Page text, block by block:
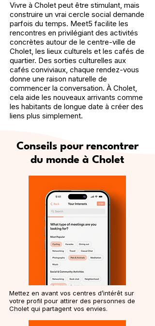
Vivre à Cholet peut être stimulant, mais
construire un vrai cercle social demande
parfois du temps. Meet5 facilite les
rencontres en privilégiant des activités
concrètes autour de le centre-ville de
Cholet, les lieux culturels et les cafés de
quartier. Des sorties culturelles aux
cafés conviviaux, chaque rendez-vous
donne une raison naturelle de
commencer la conversation. À Cholet,
cela aide les nouveaux arrivants comme
les habitants de longue date à créer des
liens plus simplement.
Conseils pour rencontrer
du monde à Cholet
Mettez en avant vos centres d’intérêt sur
votre profil pour attirer des personnes de
Cholet qui partagent vos envies.